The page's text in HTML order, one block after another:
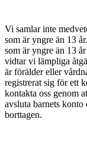
Vi samlar inte
som är yngre än 13
som är yngre än 13
vidtar vi lämpliga
är förälder eller
registrerat sig för ett
kontakta oss genom
avsluta barnets
borttagen.